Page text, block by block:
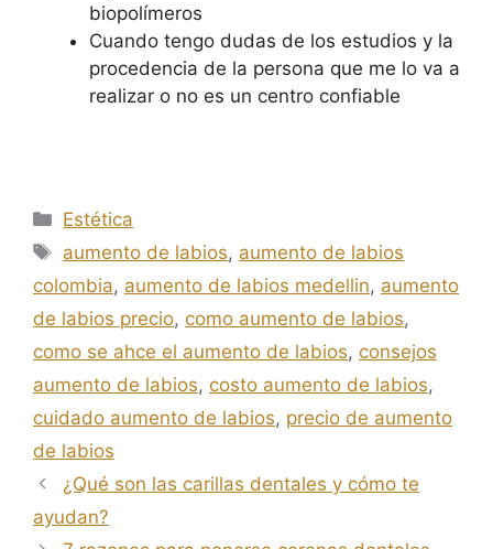
biopolímeros
Cuando tengo dudas de los estudios y la
procedencia de la persona que me lo va a
realizar o no es un centro confiable
Estética
aumento de labios, aumento de labios
colombia, aumento de labios medellin, aumento
de labios precio, como aumento de labios,
como se ahce el aumento de labios, consejos
aumento de labios, costo aumento de labios,
cuidado aumento de labios, precio de aumento
de labios
¿Qué son las carillas dentales y cómo te
ayudan?